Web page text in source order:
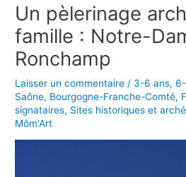
Un pèlerinage
famille : Notre-
Ronchamp
Laisser un commentaire / 3-6 ans,
Saône, Bourgogne-Franche-Comté,
signataires, Sites historiques et
Môm'Art